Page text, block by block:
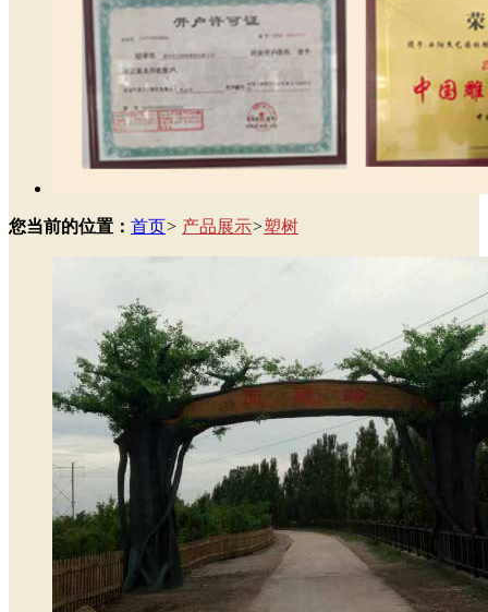
您当前的位置： 首页> 产品展示>塑树